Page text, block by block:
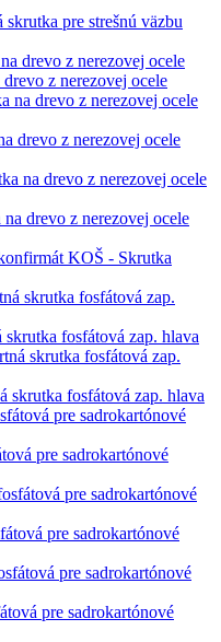
pre strešnú väzbu
z nerezovej ocele
drevo z nerezovej ocele
drevo z nerezovej ocele
KOŠ - Skrutka
fosfátová zap. hlava
skrutka fosfátová zap. hlava
pre sadrokartónové
pre sadrokartónové
pre sadrokartónové